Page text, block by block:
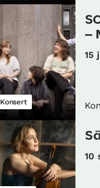
Konsert
–
15
10